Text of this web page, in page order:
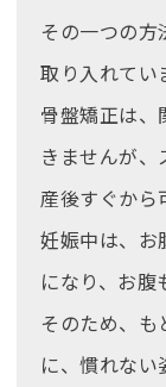
その一つの方
取り入れてい
骨盤矯正は、
きませんが
産後すぐから
妊娠中は、お
になり、お腹
そのため、
に、慣れない